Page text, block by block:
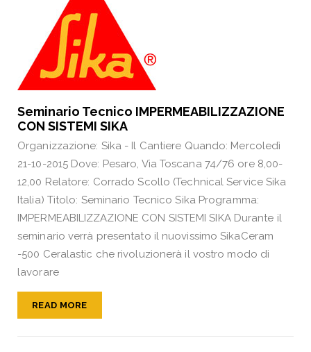
Seminario Tecnico IMPERMEABILIZZAZIONE
CON SISTEMI SIKA
Organizzazione: Sika - Il Cantiere Quando: Mercoledì
21-10-2015 Dove: Pesaro, Via Toscana 74/76 ore 8,00-
12,00 Relatore: Corrado Scollo (Technical Service Sika
Italia) Titolo: Seminario Tecnico Sika Programma:
IMPERMEABILIZZAZIONE CON SISTEMI SIKA Durante il
seminario verrà presentato il nuovissimo SikaCeram
-500 Ceralastic che rivoluzionerà il vostro modo di
lavorare
READ MORE